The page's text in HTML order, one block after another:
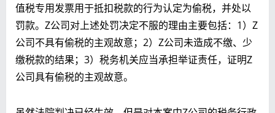
值税专用发票用于抵扣税款的行为认定为偷税，并处以
罚款。Z公司对上述处罚决定不服的理由主要包括：1）Z
公司不具有偷税的主观故意；2）Z公司未造成不缴、少
缴税款的结果；3）税务机关应当承担举证责任，证明Z
公司具有偷税的主观故意。